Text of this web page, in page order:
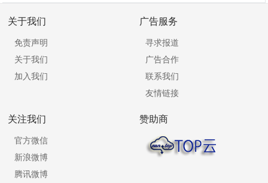
关于我们
免责声明
关于我们
加入我们
广告服务
寻求报道
广告合作
联系我们
友情链接
关注我们
官方微信
新浪微博
腾讯微博
赞助商